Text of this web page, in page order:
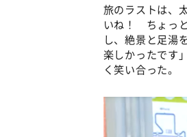
旅のラストは、
いね！ ちょっ
し、絶景と足湯
楽しかったです
く笑い合った。